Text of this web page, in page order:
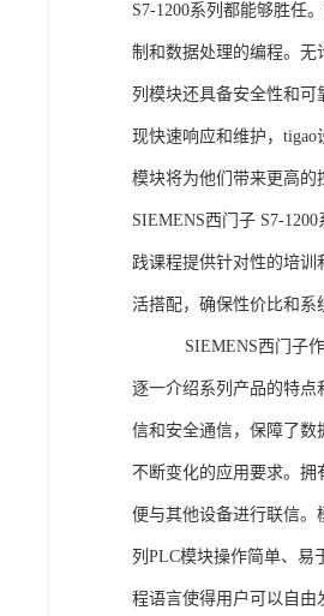
S7-1200系列都能够胜任
制和数据处理的编程。无
列模块还具备安全性和
现快速响应和维护，tigao
模块将为他们带来更高的
SIEMENS西门子 S7-
践课程提供针对性的培
活搭配，确保性价比和系
SIEMENS西门子作为
逐一介绍系列产品的特点
信和安全通信，保障了数
不断变化的应用要求。拥
便与其他设备进行联信。
列PLC模块操作简单、易
程语言使得用户可以自由